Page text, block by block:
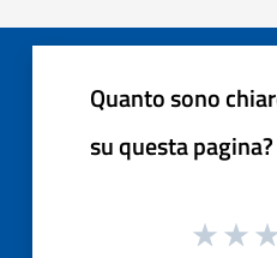
Quanto sono
su questa pagina?